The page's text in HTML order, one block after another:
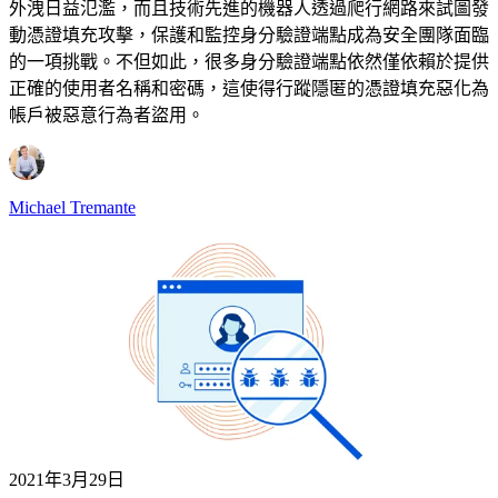
外洩日益氾濫，而且技術先進的機器人透過爬行網路來試圖發
動憑證填充攻擊，保護和監控身分驗證端點成為安全團隊面臨
的一項挑戰。不但如此，很多身分驗證端點依然僅依賴於提供
正確的使用者名稱和密碼，這使得行蹤隱匿的憑證填充惡化為
帳戶被惡意行為者盜用。
Michael Tremante
2021年3月29日